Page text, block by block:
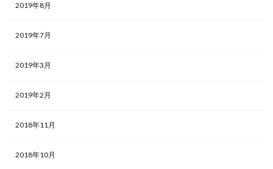
2019年8月
2019年7月
2019年3月
2019年2月
2018年11月
2018年10月